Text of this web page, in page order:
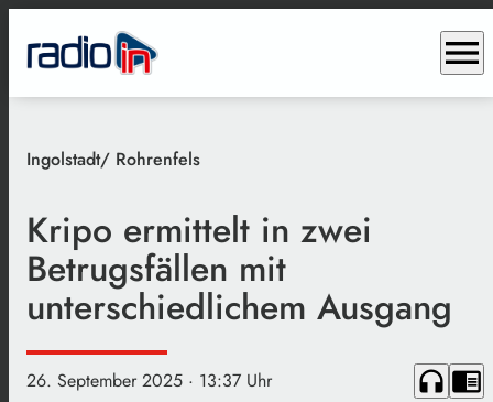
menu
Ingolstadt/ Rohrenfels
Kripo ermittelt in zwei
Betrugsfällen mit
unterschiedlichem Ausgang
26. September 2025 · 13:37 Uhr headphones chrome_reader_mode